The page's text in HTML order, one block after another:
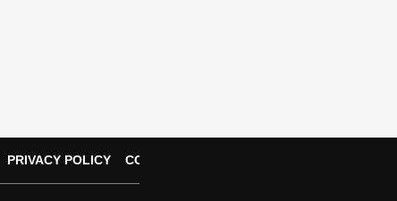
PRIVACY POLICY CONTACT US